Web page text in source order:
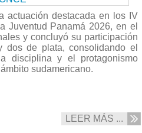
actuación destacada en los IV
Juventud Panamá 2026, en el
y concluyó su participación
de plata, consolidando el
disciplina y el protagonismo
sudamericano.
LEER MÁS ...